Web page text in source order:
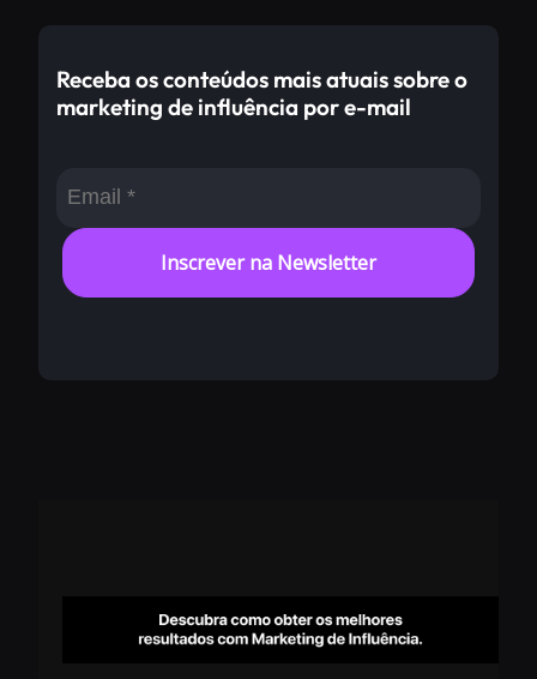
Receba os conteúdos mais atuais sobre o
marketing de influência por e-mail
Inscrever na Newsletter